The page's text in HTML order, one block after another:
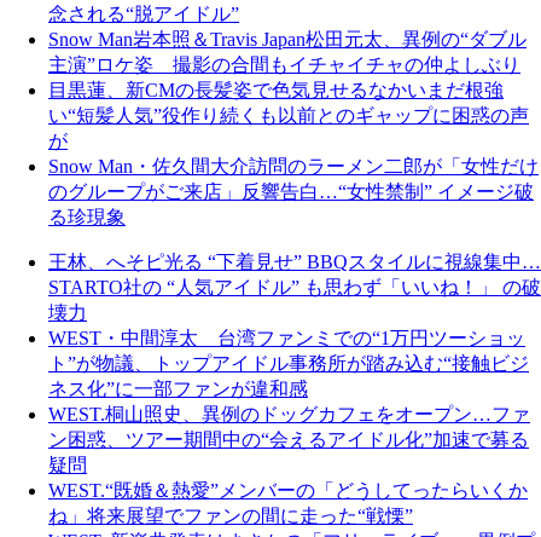
念される“脱アイドル”
Snow Man岩本照＆Travis Japan松田元太、異例の“ダブル
主演”ロケ姿 撮影の合間もイチャイチャの仲よしぶり
目黒蓮、新CMの長髪姿で色気見せるなかいまだ根強
い“短髪人気”役作り続くも以前とのギャップに困惑の声
が
Snow Man・佐久間大介訪問のラーメン二郎が「女性だけ
のグループがご来店」反響告白…“女性禁制” イメージ破
る珍現象
王林、へそピ光る “下着見せ” BBQスタイルに視線集中…
STARTO社の “人気アイドル” も思わず「いいね！」 の破
壊力
WEST・中間淳太 台湾ファンミでの“1万円ツーショッ
ト”が物議、トップアイドル事務所が踏み込む“接触ビジ
ネス化”に一部ファンが違和感
WEST.桐山照史、異例のドッグカフェをオープン…ファ
ン困惑、ツアー期間中の“会えるアイドル化”加速で募る
疑問
WEST.“既婚＆熱愛”メンバーの「どうしてったらいくか
ね」将来展望でファンの間に走った“戦慄”